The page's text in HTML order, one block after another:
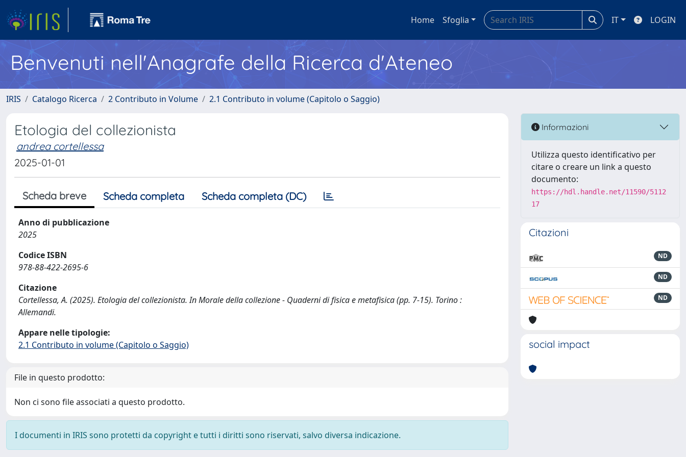
Home Sfoglia IT LOGIN
Benvenuti nell'Anagrafe della Ricerca d'Ateneo
IRIS Catalogo Ricerca 2 Contributo in Volume 2.1 Contributo in volume (Capitolo o Saggio)
Etologia del collezionista
andrea cortellessa
2025-01-01
Scheda breve Scheda completa Scheda completa (DC)
Anno di pubblicazione
2025
Codice ISBN
978-88-422-2695-6
Citazione
Cortellessa, A. (2025). Etologia del collezionista. In Morale della collezione - Quaderni di fisica e metafisica (pp. 7-15). Torino :
Allemandi.
Appare nelle tipologie:
2.1 Contributo in volume (Capitolo o Saggio)
File in questo prodotto:
Non ci sono file associati a questo prodotto.
I documenti in IRIS sono protetti da copyright e tutti i diritti sono riservati, salvo diversa indicazione.
Informazioni
Utilizza questo identificativo per
citare o creare un link a questo
documento:
https://hdl.handle.net/11590/5112
17
Citazioni
ND
ND
ND
social impact